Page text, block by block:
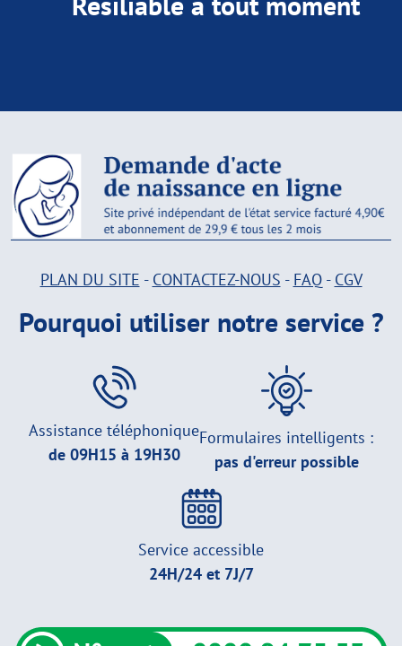
PLAN DU SITE - CONTACTEZ-NOUS - FAQ- CGV
Pourquoi utiliser notre service ?
Assistance téléphonique
de 09H15 à 19H30
Formulaires intelligents :
pas d'erreur possible
Service accessible
24H/24 et 7J/7